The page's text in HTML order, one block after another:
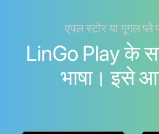
एपल स्टोर या गूगल प्ले
LinGo Play के
भाषा। इसे